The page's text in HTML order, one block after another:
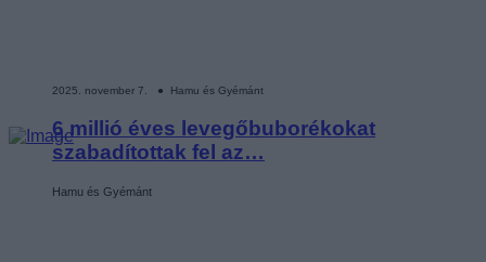
2025. november 7. ● Hamu és Gyémánt
6 millió éves levegőbuborékokat
szabadítottak fel az…
Hamu és Gyémánt